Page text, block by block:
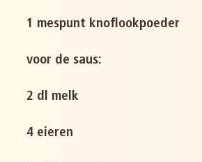
1 mespunt knoflookpoeder
voor de saus:
2 dl melk
4 eieren